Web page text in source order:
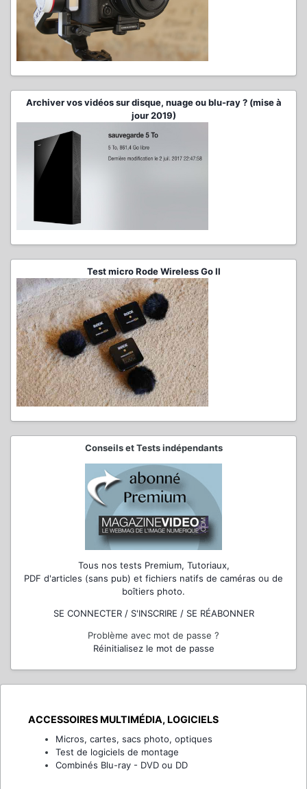
Archiver vos vidéos sur disque, nuage ou blu-ray ? (mise à
jour 2019)
Test micro Rode Wireless Go II
Conseils et Tests indépendants
Tous nos tests Premium, Tutoriaux,
PDF d'articles (sans pub) et fichiers natifs de caméras ou de
boîtiers photo.
SE CONNECTER / S'INSCRIRE / SE RÉABONNER
Problème avec mot de passe ?
Réinitialisez le mot de passe
ACCESSOIRES MULTIMÉDIA, LOGICIELS
Micros, cartes, sacs photo, optiques
Test de logiciels de montage
Combinés Blu-ray - DVD ou DD